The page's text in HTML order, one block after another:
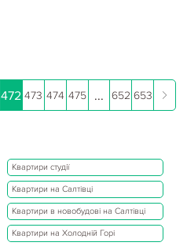
472 473 474 475 ... 652 653
Квартири студії
Квартири на Салтівці
Квартири в новобудові на Салтівці
Квартири на Холодній Горі